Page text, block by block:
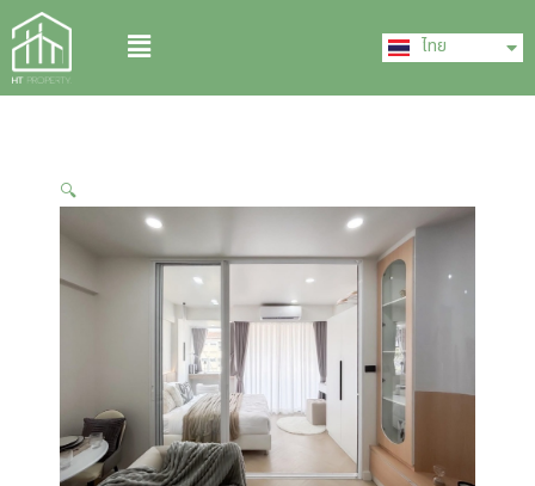
Skip
to
content
Menu ไทย
中文 (中国)
🔍